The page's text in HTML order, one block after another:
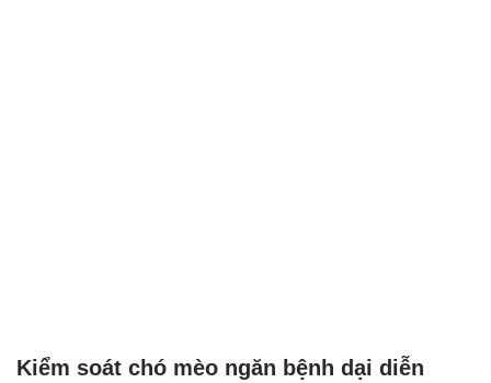
Kiểm soát chó mèo ngăn bệnh dại diễn